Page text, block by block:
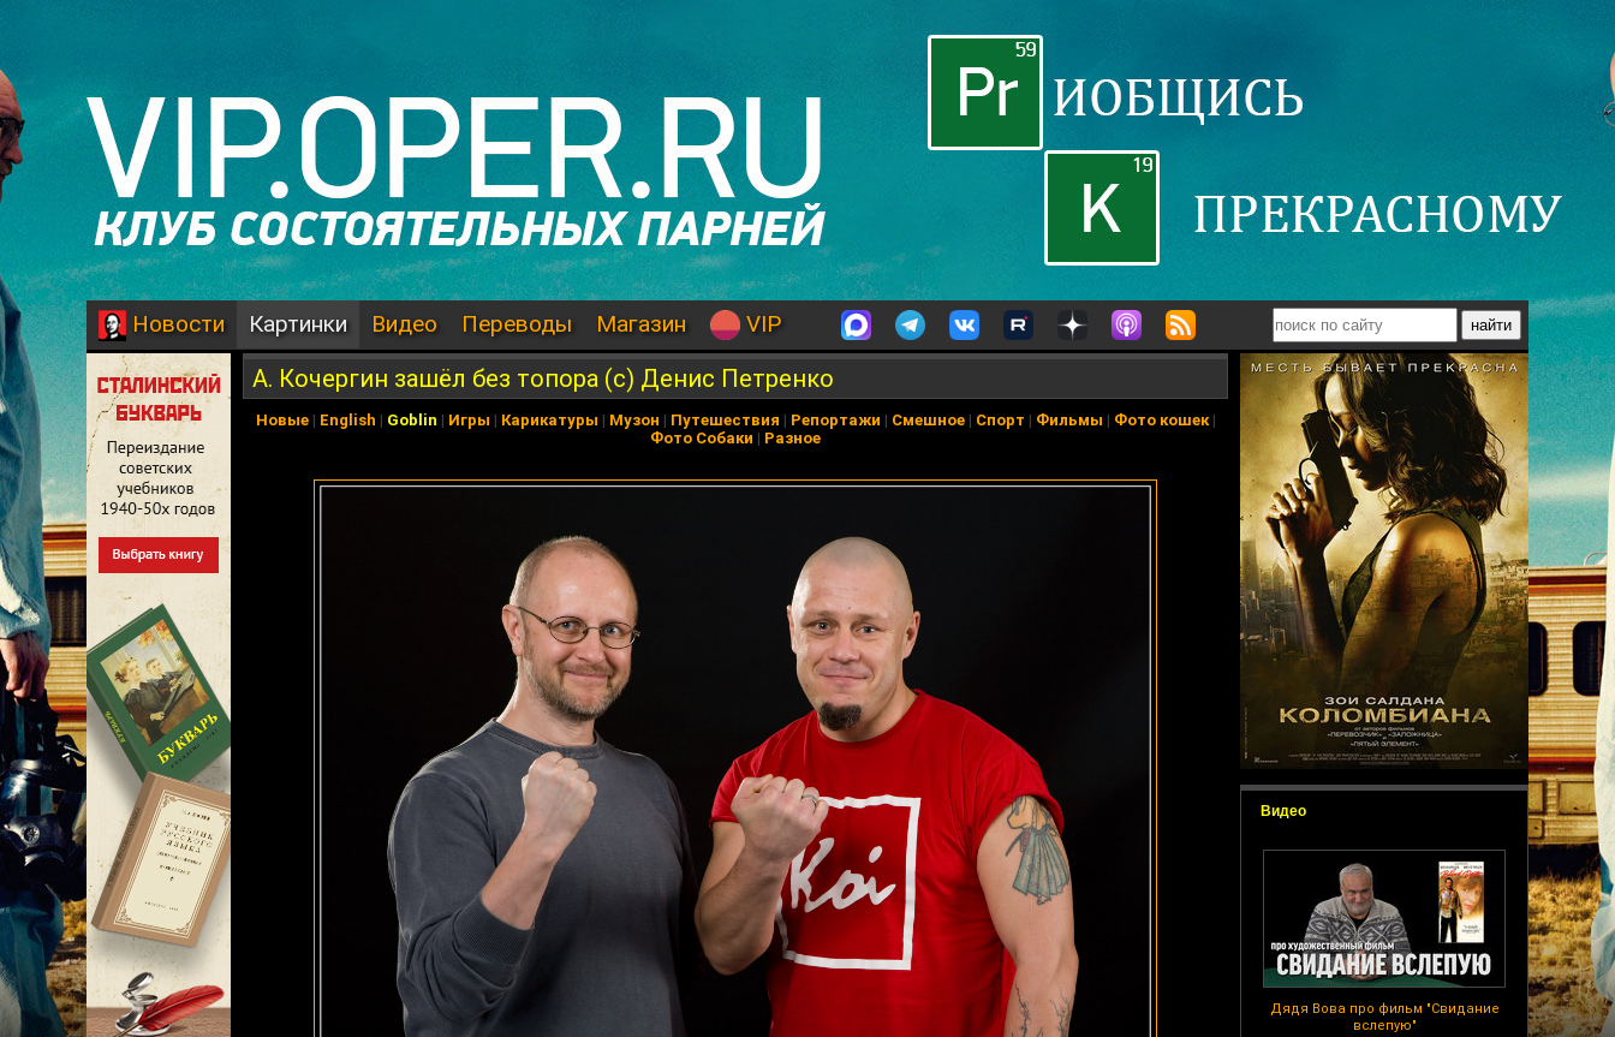
Новости Картинки Видео Переводы Магазин VIP
Видео
Дядя Вова про фильм "Свидание
вслепую"
А. Кочергин зашёл без топора (c) Денис Петренко
Новые| English | Goblin | Игры | Карикатуры | Музон | Путешествия | Репортажи | Смешное| Спорт | Фильмы | Фото кошек|
Фото Собаки | Разное